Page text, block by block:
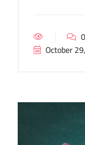
October